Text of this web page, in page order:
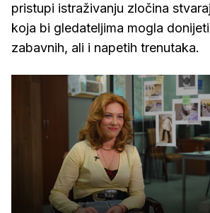
pristupi istraživanju zločina
koja bi gledateljima mogla
zabavnih, ali i napetih trenutaka.